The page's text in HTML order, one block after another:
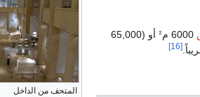
المتحف من الداخل
6000 مᒾ أو (65,000
[16]